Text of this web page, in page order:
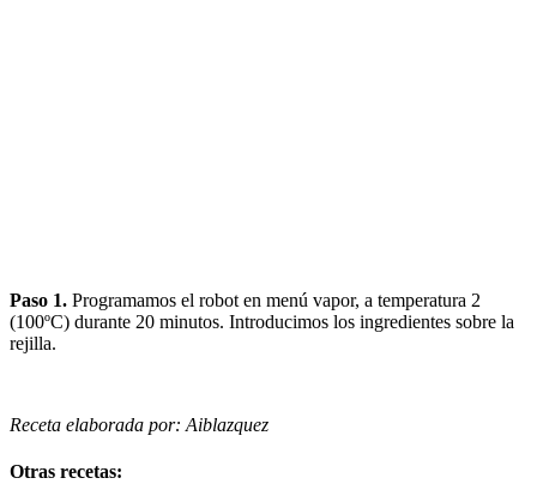
Paso 1. Programamos el robot en menú vapor, a temperatura 2
(100ºC) durante 20 minutos. Introducimos los ingredientes sobre la
rejilla.
Receta elaborada por: Aiblazquez
Otras recetas: